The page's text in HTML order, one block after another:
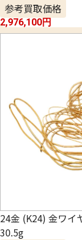
参考買取価格
2,976,100円
24金 (K24) 金ワイ
30.5g